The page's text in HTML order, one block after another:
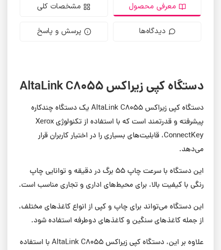
معرفی محصول مشخصات کلی
دیدگاه‌ها پرسش و پاسخ
دستگاه کپی زیراکس AltaLink C8055
دستگاه کپی زیراکس AltaLink C8055 یک دستگاه چندکاره
پیشرفته و قدرتمند است که با استفاده از تکنولوژی Xerox
ConnectKey، قابلیت‌های بسیاری را در اختیار کاربران قرار
می‌دهد.
این دستگاه با سرعت چاپ 55 برگ در دقیقه و توانایی چاپ
رنگی با کیفیت بالا، برای محیط‌های اداری و تجاری مناسب است.
این دستگاه می‌تواند برای چاپ و کپی از انواع کاغذهای مختلف،
از جمله کاغذهای سنگین و کاغذهای دوطرفه استفاده شود.
علاوه بر این، دستگاه کپی زیراکس AltaLink C8055 با استفاده